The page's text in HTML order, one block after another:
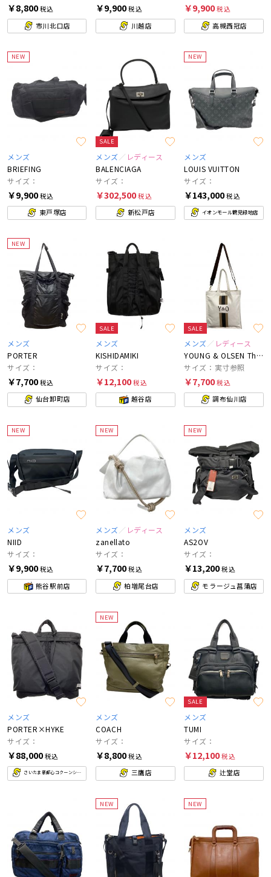
￥8,800税込
市川北口店
￥9,900税込
川越店
￥9,900税込
高槻西冠店
NEW
メンズ
BRIEFING
サイズ：
￥9,900税込
東戸塚店
SALE
メンズ
レディース
BALENCIAGA
サイズ：
￥302,500税込
新松戸店
NEW
メンズ
LOUIS VUITTON
サイズ：
￥143,000税込
イオンモール鶴見緑地店
NEW
メンズ
PORTER
サイズ：
￥7,700税込
仙台卸町店
SALE
メンズ
KISHIDAMIKI
サイズ：
￥12,100税込
越谷店
SALE
メンズ
レディース
YOUNG & OLSEN The DRYGOODS STORE
サイズ：実寸参照
￥7,700税込
調布仙川店
NEW
メンズ
NIID
サイズ：
￥9,900税込
熊谷駅前店
NEW
メンズ
レディース
zanellato
サイズ：
￥7,700税込
柏増尾台店
NEW
メンズ
AS2OV
サイズ：
￥13,200税込
モラージュ菖蒲店
メンズ
PORTER×HYKE
サイズ：
￥88,000税込
さいたま新都心コクーンシティ店
NEW
メンズ
COACH
サイズ：
￥8,800税込
三鷹店
SALE
メンズ
TUMI
サイズ：
￥12,100税込
辻堂店
NEW NEW